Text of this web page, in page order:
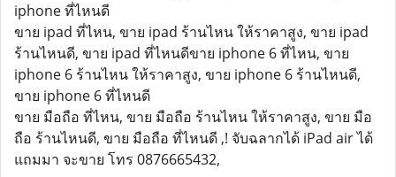
iphone ที่ไหนดี
ขาย ipad ที่ไหน, ขาย ipad ร้านไหน ให้ราคาสูง, ขาย ipad
ร้านไหนดี, ขาย ipad ที่ไหนดีขาย iphone 6 ที่ไหน, ขาย
iphone 6 ร้านไหน ให้ราคาสูง, ขาย iphone 6 ร้านไหนดี,
ขาย iphone 6 ที่ไหนดี
ขาย มือถือ ที่ไหน, ขาย มือถือ ร้านไหน ให้ราคาสูง, ขาย มือ
ถือ ร้านไหนดี, ขาย มือถือ ที่ไหนดี ,! จับฉลากได้ iPad air ได้
แถมมา จะขาย โทร 0876665432,